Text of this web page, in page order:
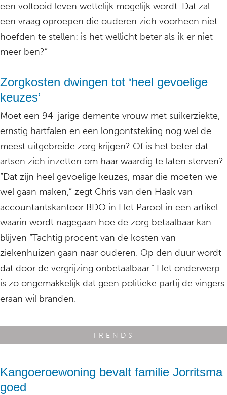
een voltooid leven wettelijk mogelijk wordt. Dat zal
een vraag oproepen die ouderen zich voorheen niet
hoefden te stellen: is het wellicht beter als ik er niet
meer ben?”
Zorgkosten dwingen tot ‘heel gevoelige
keuzes’
Moet een 94-jarige demente vrouw met suikerziekte,
ernstig hartfalen en een longontsteking nog wel de
meest uitgebreide zorg krijgen? Of is het beter dat
artsen zich inzetten om haar waardig te laten sterven?
“Dat zijn heel gevoelige keuzes, maar die moeten we
wel gaan maken,” zegt Chris van den Haak van
accountantskantoor BDO in Het Parool in een artikel
waarin wordt nagegaan hoe de zorg betaalbaar kan
blijven “Tachtig procent van de kosten van
ziekenhuizen gaan naar ouderen. Op den duur wordt
dat door de vergrijzing onbetaalbaar.” Het onderwerp
is zo ongemakkelijk dat geen politieke partij de vingers
eraan wil branden.
TRENDS
Kangoeroewoning bevalt familie Jorritsma
goed